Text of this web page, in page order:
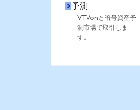
予測
VTVonと暗号資産予
測市場で取引しま
す。